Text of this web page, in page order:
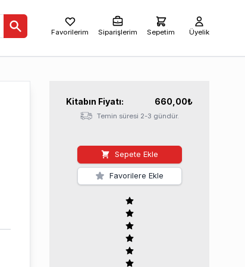
Favorilerim Siparişlerim Sepetim Üyelik
Kitabın Fiyatı: 660,00₺
Temin süresi 2-3 gündür.
Sepete Ekle
Favorilere Ekle